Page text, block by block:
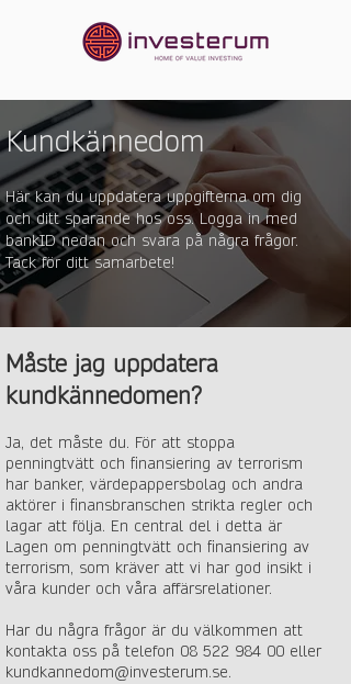
Kundkännedom
Här kan du uppdatera uppgifterna om dig
och ditt sparande hos oss. Logga in med
bankID nedan och svara på några frågor.
Tack för ditt samarbete!
Måste jag uppdatera
kundkännedomen?
Ja, det måste du. För att stoppa
penningtvätt och finansiering av terrorism
har banker, värdepappersbolag och andra
aktörer i finansbranschen strikta regler och
lagar att följa. En central del i detta är
Lagen om penningtvätt och finansiering av
terrorism, som kräver att vi har god insikt i
våra kunder och våra affärsrelationer.
Har du några frågor är du välkommen att
kontakta oss på telefon 08 522 984 00 eller
kundkannedom@investerum.se.